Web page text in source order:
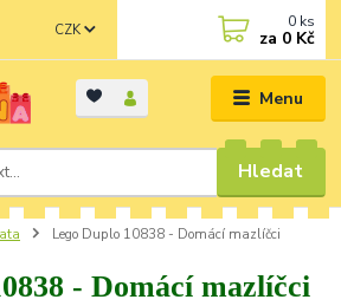
Menu
CZK
Hledat
0 ks
za 0 Kč
Lego Duplo 10838 - Domácí mazlíčci
- Domácí mazlíčci